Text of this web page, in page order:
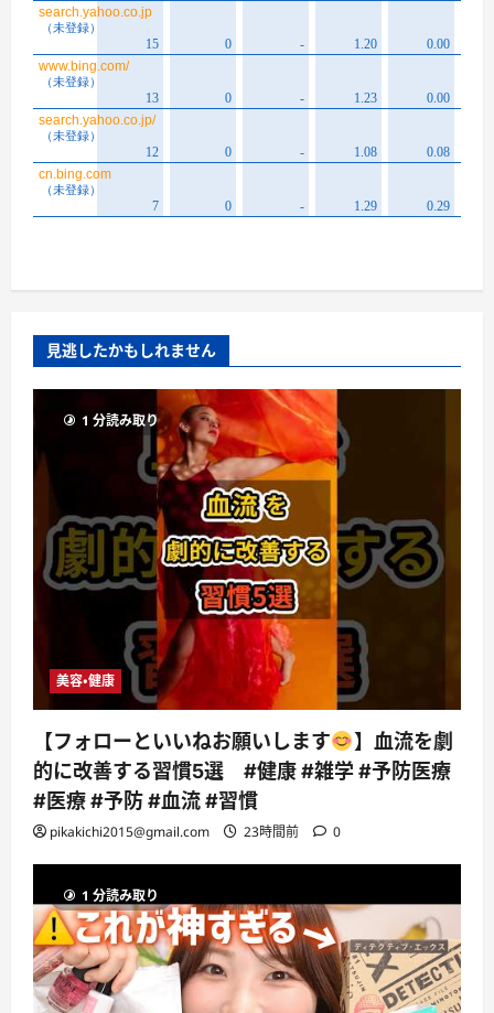
見逃したかもしれません
1 分読み取り
美容・健康
【フォローといいねお願いします
】血流を劇
的に改善する習慣5選 #健康 #雑学 #予防医療
#医療 #予防 #血流 #習慣
pikakichi2015@gmail.com 23時間前 0
1 分読み取り